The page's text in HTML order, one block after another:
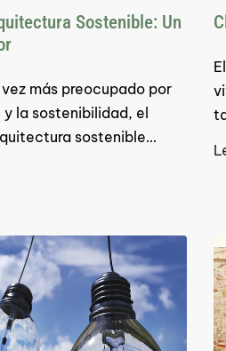
Sostenible: Un
más preocupado por
la sostenibilidad, el
sostenible…